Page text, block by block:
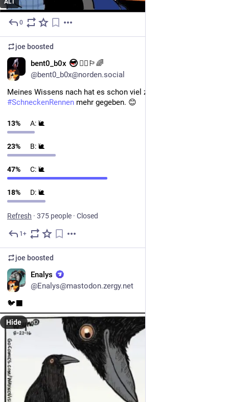
0
joe boosted
bent0_b0x
🏴‍☠️🏳️‍🌈
@bent0_b0x@norden.social
#SchneckenRennen mehr gegeben. 😊
13% A: 🐌
23% B: 🐌
47% C: 🐌
18% D: 🐌
Refresh · 375 people · Closed
1+
joe boosted
Enalys
@Enalys@mastodon.zergy.net
🐦‍⬛
Hide